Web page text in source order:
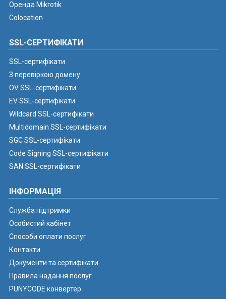
Оренда Mikrotik
Colocation
SSL-СЕРТИФІКАТИ
SSL-сертифікати
З перевіркою домену
OV SSL-сертифікати
EV SSL-сертифікати
Wildcard SSL-сертифікати
Multidomain SSL-сертифікати
SGC SSL-сертифікати
Code Signing SSL-сертифікати
SAN SSL-сертифікати
ІНФОРМАЦІЯ
Служба підтримки
Особистий кабінет
Способи оплати послуг
Контакти
Документи та сертифікати
Правила надання послуг
PUNYCODE конвертер